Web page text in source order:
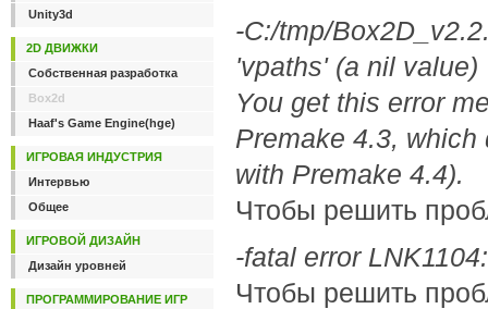
-C:/tmp/
'vpaths' (a nil value)
You get this error
Premake 4.3,
with Premake 4.4).
Чтобы решить
-fatal error
Чтобы решить
Unity3d
2D ДВИЖКИ
Собственная разработка
Box2d
Haaf's Game Engine(hge)
ИГРОВАЯ ИНДУСТРИЯ
Интервью
Общее
ИГРОВОЙ ДИЗАЙН
Дизайн уровней
ПРОГРАММИРОВАНИЕ ИГР